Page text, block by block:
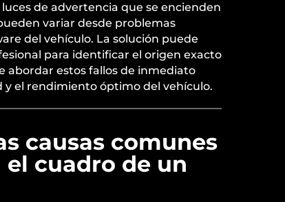
de advertencia que se encienden
variar desde problemas
del vehículo. La solución puede
para identificar el origen exacto
abordar estos fallos de inmediato
y el rendimiento óptimo del vehículo.
causas comunes
cuadro de un